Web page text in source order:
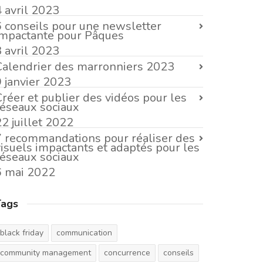
avril 2023
conseils pour une newsletter
pour Pâques
avril 2023
des marronniers 2023
janvier 2023
et publier des vidéos pour les
sociaux
juillet 2022
recommandations pour réaliser des
impactants et adaptés pour les
sociaux
mai 2022
black friday
communication
community management
concurrence conseils